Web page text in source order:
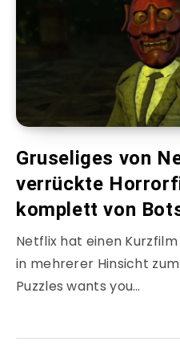
Gruseliges von
verrückte
komplett von
Netflix hat einen
in mehrerer Hinsicht
Puzzles wants you…